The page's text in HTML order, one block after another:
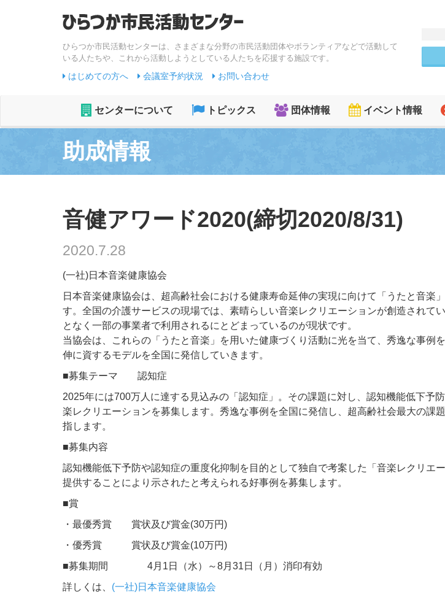
ひらつか市民活動センターは、さまざまな分野の市民活動団体やボランティアなどで活動して
いる人たちや、これから活動しようとしている人たちを応援する施設です。
はじめての方へ 会議室予約状況 お問い合わせ
センターについて トピックス 団体情報 イベント情報
助成情報
音健アワード2020(締切2020/8/31)
2020.7.28
(一社)日本音楽健康協会
日本音楽健康協会は、超高齢社会における健康寿命延伸の実現に向けて「うたと音楽
す。全国の介護サービスの現場では、素晴らしい音楽レクリエーションが創造されて
となく一部の事業者で利用されるにとどまっているのが現状です。
当協会は、これらの「うたと音楽」を用いた健康づくり活動に光を当て、秀逸な事例
伸に資するモデルを全国に発信していきます。
■募集テーマ 認知症
2025年には700万人に達する見込みの「認知症」。その課題に対し、認知機能低下予
楽レクリエーションを募集します。秀逸な事例を全国に発信し、超高齢社会最大の課
指します。
■募集内容
認知機能低下予防や認知症の重度化抑制を目的として独自で考案した「音楽レクリエ
提供することにより示されたと考えられる好事例を募集します。
■賞
・最優秀賞 賞状及び賞金(30万円)
・優秀賞 賞状及び賞金(10万円)
■募集期間 4月1日（水）～8月31日（月）消印有効
詳しくは、 (一社)日本音楽健康協会